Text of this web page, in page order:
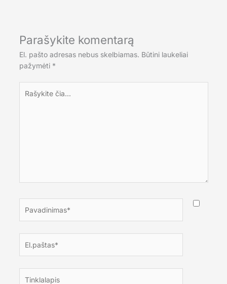
Parašykite komentarą
El. pašto adresas nebus skelbiamas. Būtini laukeliai
pažymėti *
čia...